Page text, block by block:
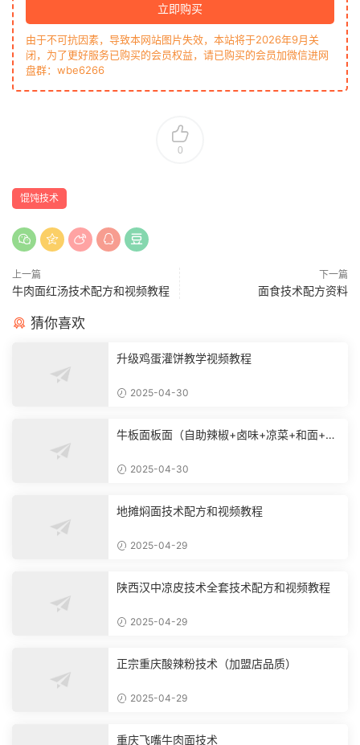
立即购买
由于不可抗因素，导致本网站图片失效，本站将于2026年9月关
闭，为了更好服务已购买的会员权益，请已购买的会员加微信进网
盘群：wbe6266
0
馄饨技术
上一篇
牛肉面红汤技术配方和视频教程
下一篇
面食技术配方资料
猜你喜欢
升级鸡蛋灌饼教学视频教程
2025-04-30
牛板面板面（自助辣椒+卤味+凉菜+和面+烙
2025-04-30
地摊焖面技术配方和视频教程
2025-04-29
陕西汉中凉皮技术全套技术配方和视频教程
2025-04-29
正宗重庆酸辣粉技术（加盟店品质）
2025-04-29
重庆飞嘴牛肉面技术